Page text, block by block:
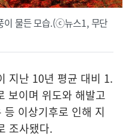
이 물든 모습.(ⓒ뉴스1, 무단
지난 10년 평균 대비 1.
보이며 위도와 해발고
등 이상기후로 인해 지
조사됐다.